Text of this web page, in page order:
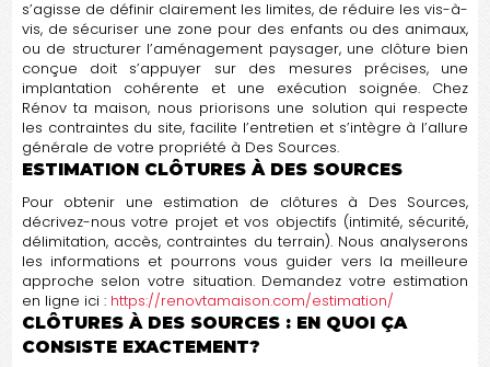
s’agisse de définir clairement les limites, de réduire les vis-à-
vis, de sécuriser une zone pour des enfants ou des animaux,
ou de structurer l’aménagement paysager, une clôture bien
conçue doit s’appuyer sur des mesures précises, une
implantation cohérente et une exécution soignée. Chez
Rénov ta maison, nous priorisons une solution qui respecte
les contraintes du site, facilite l’entretien et s’intègre à l’allure
générale de votre propriété à Des Sources.
ESTIMATION CLÔTURES À DES SOURCES
Pour obtenir une estimation de clôtures à Des Sources,
décrivez-nous votre projet et vos objectifs (intimité, sécurité,
délimitation, accès, contraintes du terrain). Nous analyserons
les informations et pourrons vous guider vers la meilleure
approche selon votre situation. Demandez votre estimation
en ligne ici : https://renovtamaison.com/estimation/
CLÔTURES À DES SOURCES : EN QUOI ÇA
CONSISTE EXACTEMENT?